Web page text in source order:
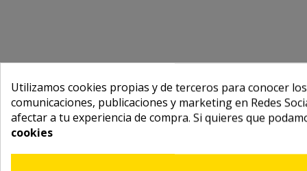
Utilizamos cookies propias y de terceros para conocer
comunicaciones, publicaciones y marketing en Redes
afectar a tu experiencia de compra. Si quieres que
cookies